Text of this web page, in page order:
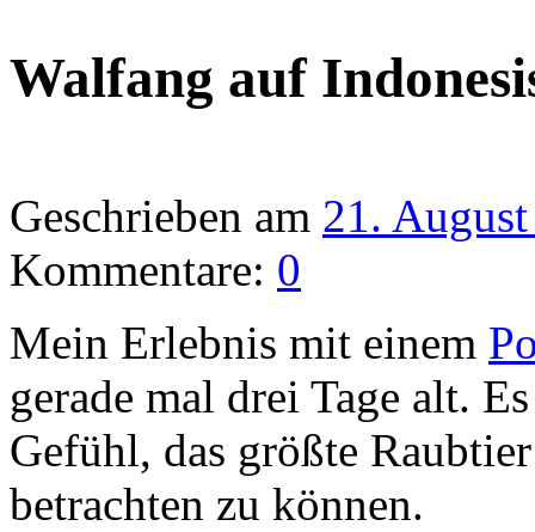
Walfang auf
Geschrieben am 21.
Kommentare: 0
Mein Erlebnis mit einem
gerade mal drei Tage alt.
Gefühl, das größte
betrachten zu können.